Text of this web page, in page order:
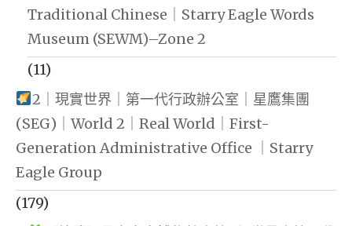
Traditional Chinese｜Starry Eagle Words
Museum (SEWM)–Zone 2
(11)
2｜現實世界｜第一代行政辦公室｜星鷹集團
(SEG)｜World 2｜Real World｜First-
Generation Administrative Office ｜Starry
Eagle Group
(179)